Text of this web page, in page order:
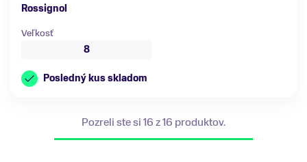
Rossignol
Veľkosť
8
Posledný kus skladom
Pozreli ste si 16 z 16 produktov.